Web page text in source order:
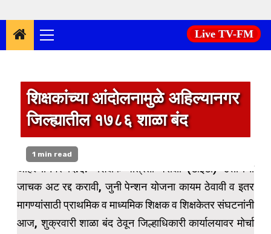
Primary
Menu
Live TV-FM
शिक्षकांच्या आंदोलनामुळे अहिल्यानगर
जिल्ह्यातील १७८६ शाळा बंद
1 min read
अहिल्यानगर दि.६:- शिक्षक पात्रता परीक्षा (टीईटी) उत्तीर्णची
जाचक अट रद्द करावी, जुनी पेन्शन योजना कायम ठेवावी व इतर
मागण्यांसाठी प्राथमिक व माध्यमिक शिक्षक व शिक्षकेतर संघटनांनी
आज, शुक्रवारी‌ शाळा बंद ठेवून जिल्हाधिकारी कार्यालयावर मोर्चा